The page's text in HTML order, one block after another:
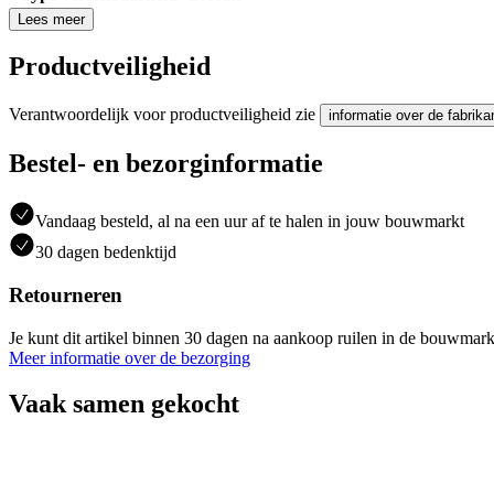
Lees meer
Productveiligheid
Verantwoordelijk voor productveiligheid zie informatie over de
Bestel- en bezorginformatie
Vandaag besteld, al na een uur af te halen in jouw bouwmarkt
30 dagen bedenktijd
Retourneren
Je kunt dit artikel binnen 30 dagen na aankoop ruilen in de
Meer informatie over de bezorging
Vaak samen gekocht